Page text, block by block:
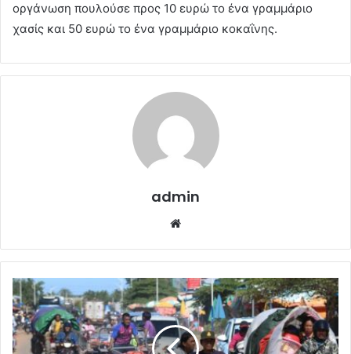
οργάνωση πουλούσε προς 10 ευρώ το ένα γραμμάριο
χασίς και 50 ευρώ το ένα γραμμάριο κοκαΐνης.
admin